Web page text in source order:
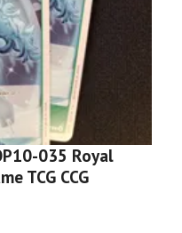
035 Royal
TCG CCG